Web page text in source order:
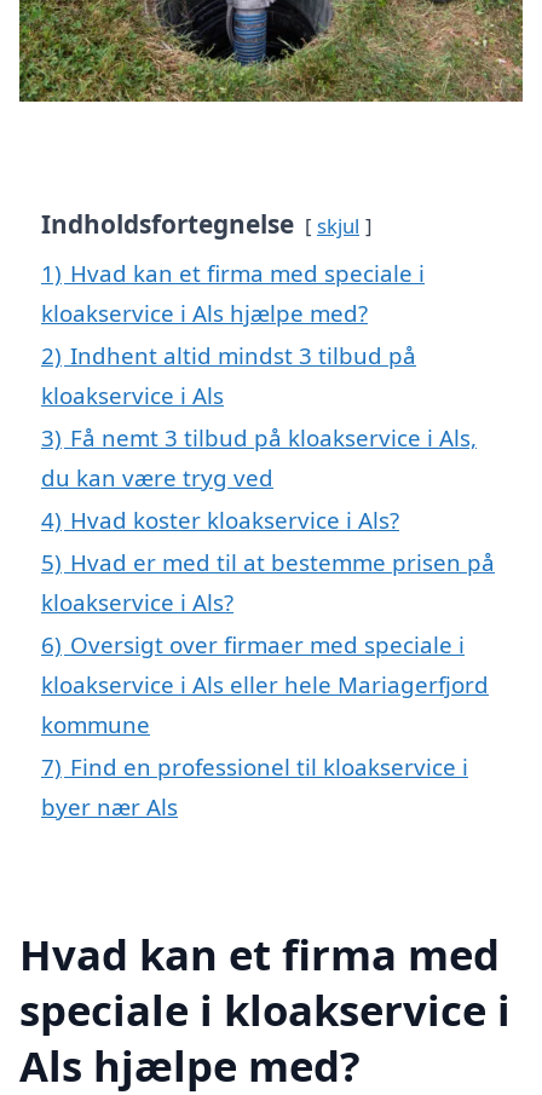
Indholdsfortegnelse skjul
1) Hvad kan et firma med speciale i
kloakservice i Als hjælpe med?
2) Indhent altid mindst 3 tilbud på
kloakservice i Als
3) Få nemt 3 tilbud på kloakservice i Als,
du kan være tryg ved
4) Hvad koster kloakservice i Als?
5) Hvad er med til at bestemme prisen på
kloakservice i Als?
6) Oversigt over firmaer med speciale i
kloakservice i Als eller hele Mariagerfjord
kommune
7) Find en professionel til kloakservice i
byer nær Als
Hvad kan et firma med
speciale i kloakservice i
Als hjælpe med?